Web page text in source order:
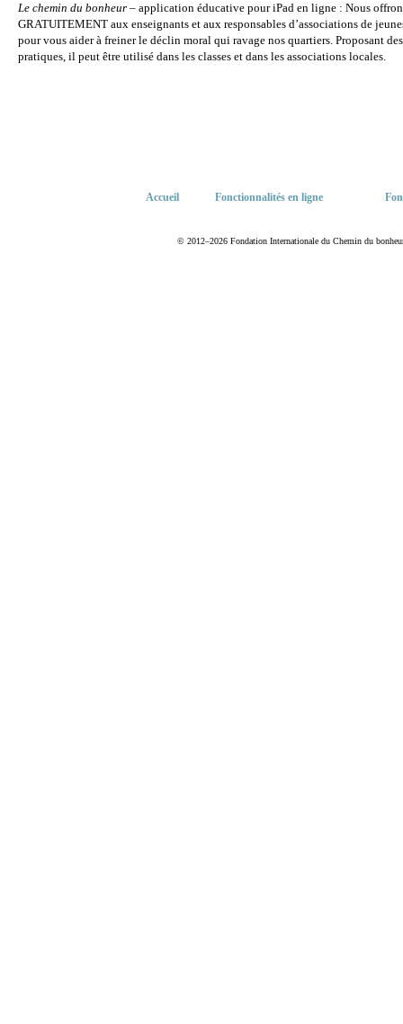
Le chemin du bonheur – application éducative pour iPad en ligne : Nous
GRATUITEMENT aux enseignants et aux responsables d’associations de
pour vous aider à freiner le déclin moral qui ravage nos quartiers. Proposant
pratiques, il peut être utilisé dans les classes et dans les associations locales.
Accueil Fonctionnalités en ligne
© 2012–2026 Fondation Internationale du Chemin du